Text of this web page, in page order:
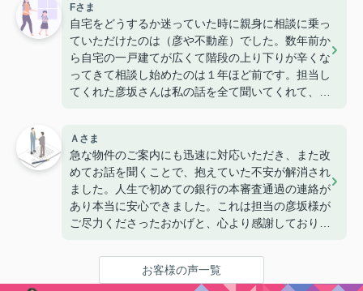
とお付き合いさせて頂きましたが、結局最後まで安
心して相談できるのは私にとって彦や不動産さんだ
けでした。
私の場合は、手持ちのマンションを売却するか賃貸
にするか悩んでいた時期がありましたが、常に私の
資産をどのように運用すれば良いかを本当に親身に
て頂ける方を探して頂き、いつも結果を出してくれ
るのは彦や不動産でした。他の大手不動産では耳障
りの良い言葉で対応してくれるものの、その後はほ
ったらかしであったり、適当な対応しかしてくれ
ず、いつも最後は安易な価格で妥協するように求め
られました。多くの不動産会社は実際そうかもしれ
ことは私はとてもラッキーだったと思います。
良いことばかり書いているように見えますが、ご自
Fさま
自宅をどうするか迷っていた時に親身に相談に乗っ
ていただけたのは（彦や不動産）でした。数年前か
ら自宅の一戸建てが広くて階段の上り下りが辛くな
ってきて相談し始めたのは１年ほど前です。担当し
てくれた彦坂さんは私の話を全て聞いてくれて、何
た。娘家族に迷惑を掛けず心配させないために、家
族の会議にもあししげく参加してくださり家族が納
得することができ、思い出の詰まった自宅を売るこ
とにしました。これからの人生楽しみばかりです。
本当によくしてくださりありがとうございました。
これからも遊びにいらしてください。
Ａさま
急な物件のご案内にも迅速に対応いただき、また改
めてお話を聞くことで、抱えていた不安が解消され
ました。人生で初めての銀行の本審査通過の連絡が
あり本当に安心できました。これは担当の彦坂様が
ご尽力くださったおかげと、心より感謝しておりま
けたことで、不安をすぐに解消でき、大変心強かっ
お客様の声一覧